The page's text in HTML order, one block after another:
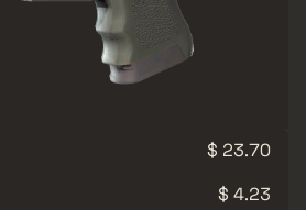
$ 23.70
$ 4.23